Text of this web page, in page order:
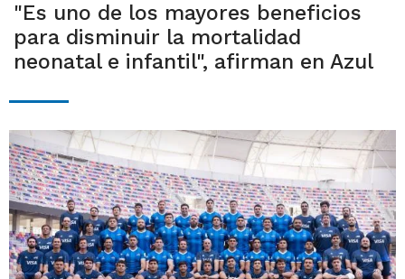
"Es uno de los mayores beneficios
para disminuir la mortalidad
neonatal e infantil", afirman en Azul